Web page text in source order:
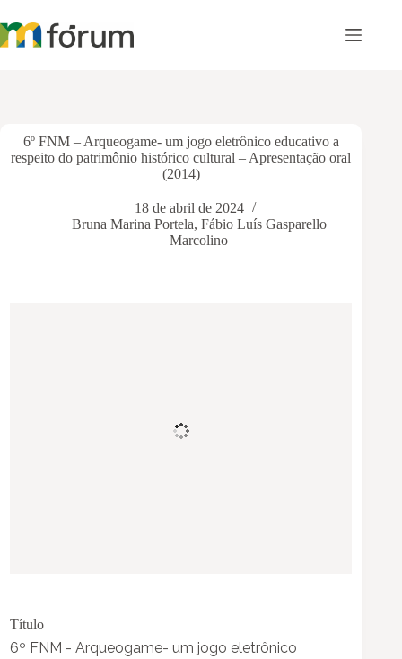
para
o
6º FNM – Arqueogame- um jogo eletrônico educativo a
respeito do patrimônio histórico cultural – Apresentação oral
(2014)
18 de abril de 2024
Bruna Marina Portela, Fábio Luís Gasparello
Marcolino
Título
6º FNM - Arqueogame- um jogo eletrônico